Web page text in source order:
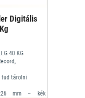
Digitális
40 KG
tud tárolni
mm – kék